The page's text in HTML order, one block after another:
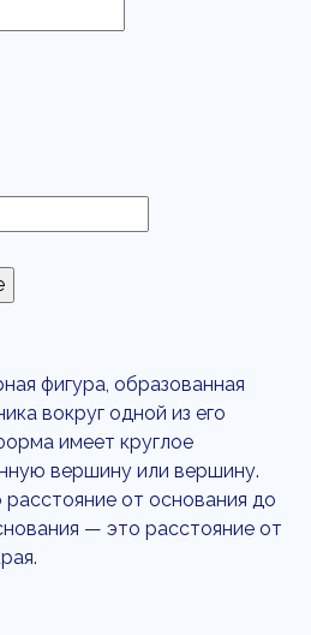
фигура, образованная
вокруг одной из его
имеет круглое
вершину или вершину.
от основания до
— это расстояние от